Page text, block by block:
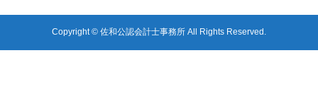
Copyright © 佐和公認会計士事務所 All Rights Reserved.